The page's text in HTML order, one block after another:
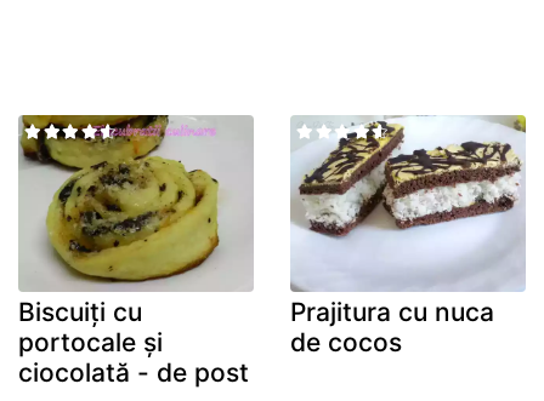
Biscuiți cu
portocale și
ciocolată - de post
Prajitura cu nuca
de cocos